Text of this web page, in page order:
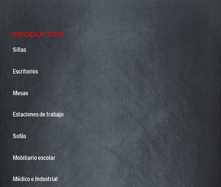
PRODUCTOS
Sillas
Escritorios
Mesas
Estaciones de trabajo
Sofás
Mobiliario escolar
Médico e Industrial